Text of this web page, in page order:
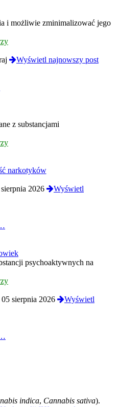
i możliwie zminimalizować jego
Wyświetl najnowszy post
z substancjami
narkotyków
2026
Wyświetl
psychoaktywnych na
05 sierpnia 2026
Wyświetl
indica, Cannabis sativa).